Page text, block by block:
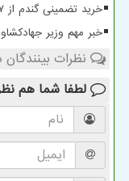
خرید تضمینی گندم از ۷ و پنج دهم میلیون تن گذشت
خبر مهم وزیر
نظرات
لطفا شما هم